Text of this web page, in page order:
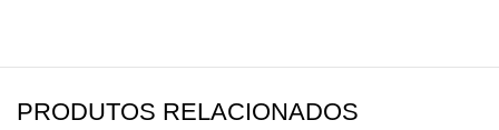
PRODUTOS RELACIONADOS